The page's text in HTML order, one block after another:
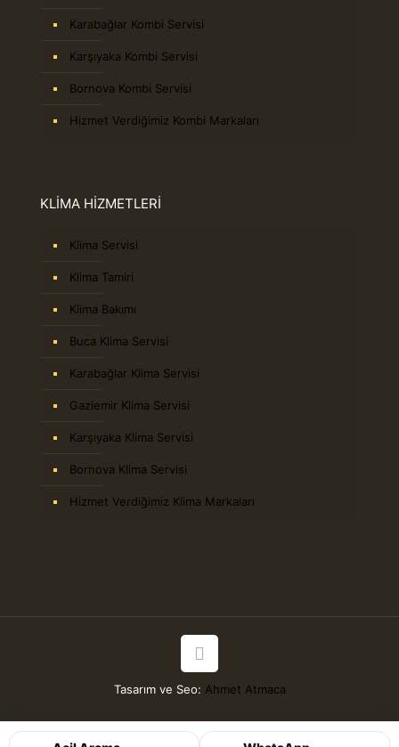
Karabağlar Kombi Servisi
Karşıyaka Kombi Servisi
Bornova Kombi Servisi
Hizmet Verdiğimiz Kombi Markaları
KLİMA HİZMETLERİ
Klima Servisi
Klima Tamiri
Klima Bakımı
Buca Klima Servisi
Karabağlar Klima Servisi
Gaziemir Klima Servisi
Karşıyaka Klima Servisi
Bornova Klima Servisi
Hizmet Verdiğimiz Klima Markaları
Tasarım ve Seo: Ahmet Atmaca